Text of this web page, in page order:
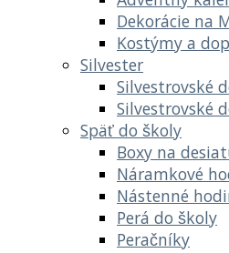
Dekorácie na
Kostýmy a
Silvester
Silvestrovské
Silvestrovské
Späť do školy
Boxy na
Náramkové
Nástenné
Perá do školy
Peračníky